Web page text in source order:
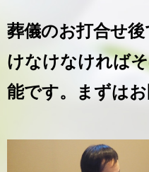
葬儀のお打合せ
けなけなければ
能です。まずはお